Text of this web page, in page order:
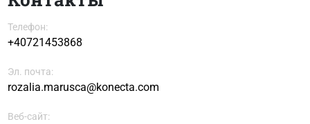
Телефон:
+40721453868
Эл. почта:
rozalia.marusca@konecta.com
Веб-сайт: